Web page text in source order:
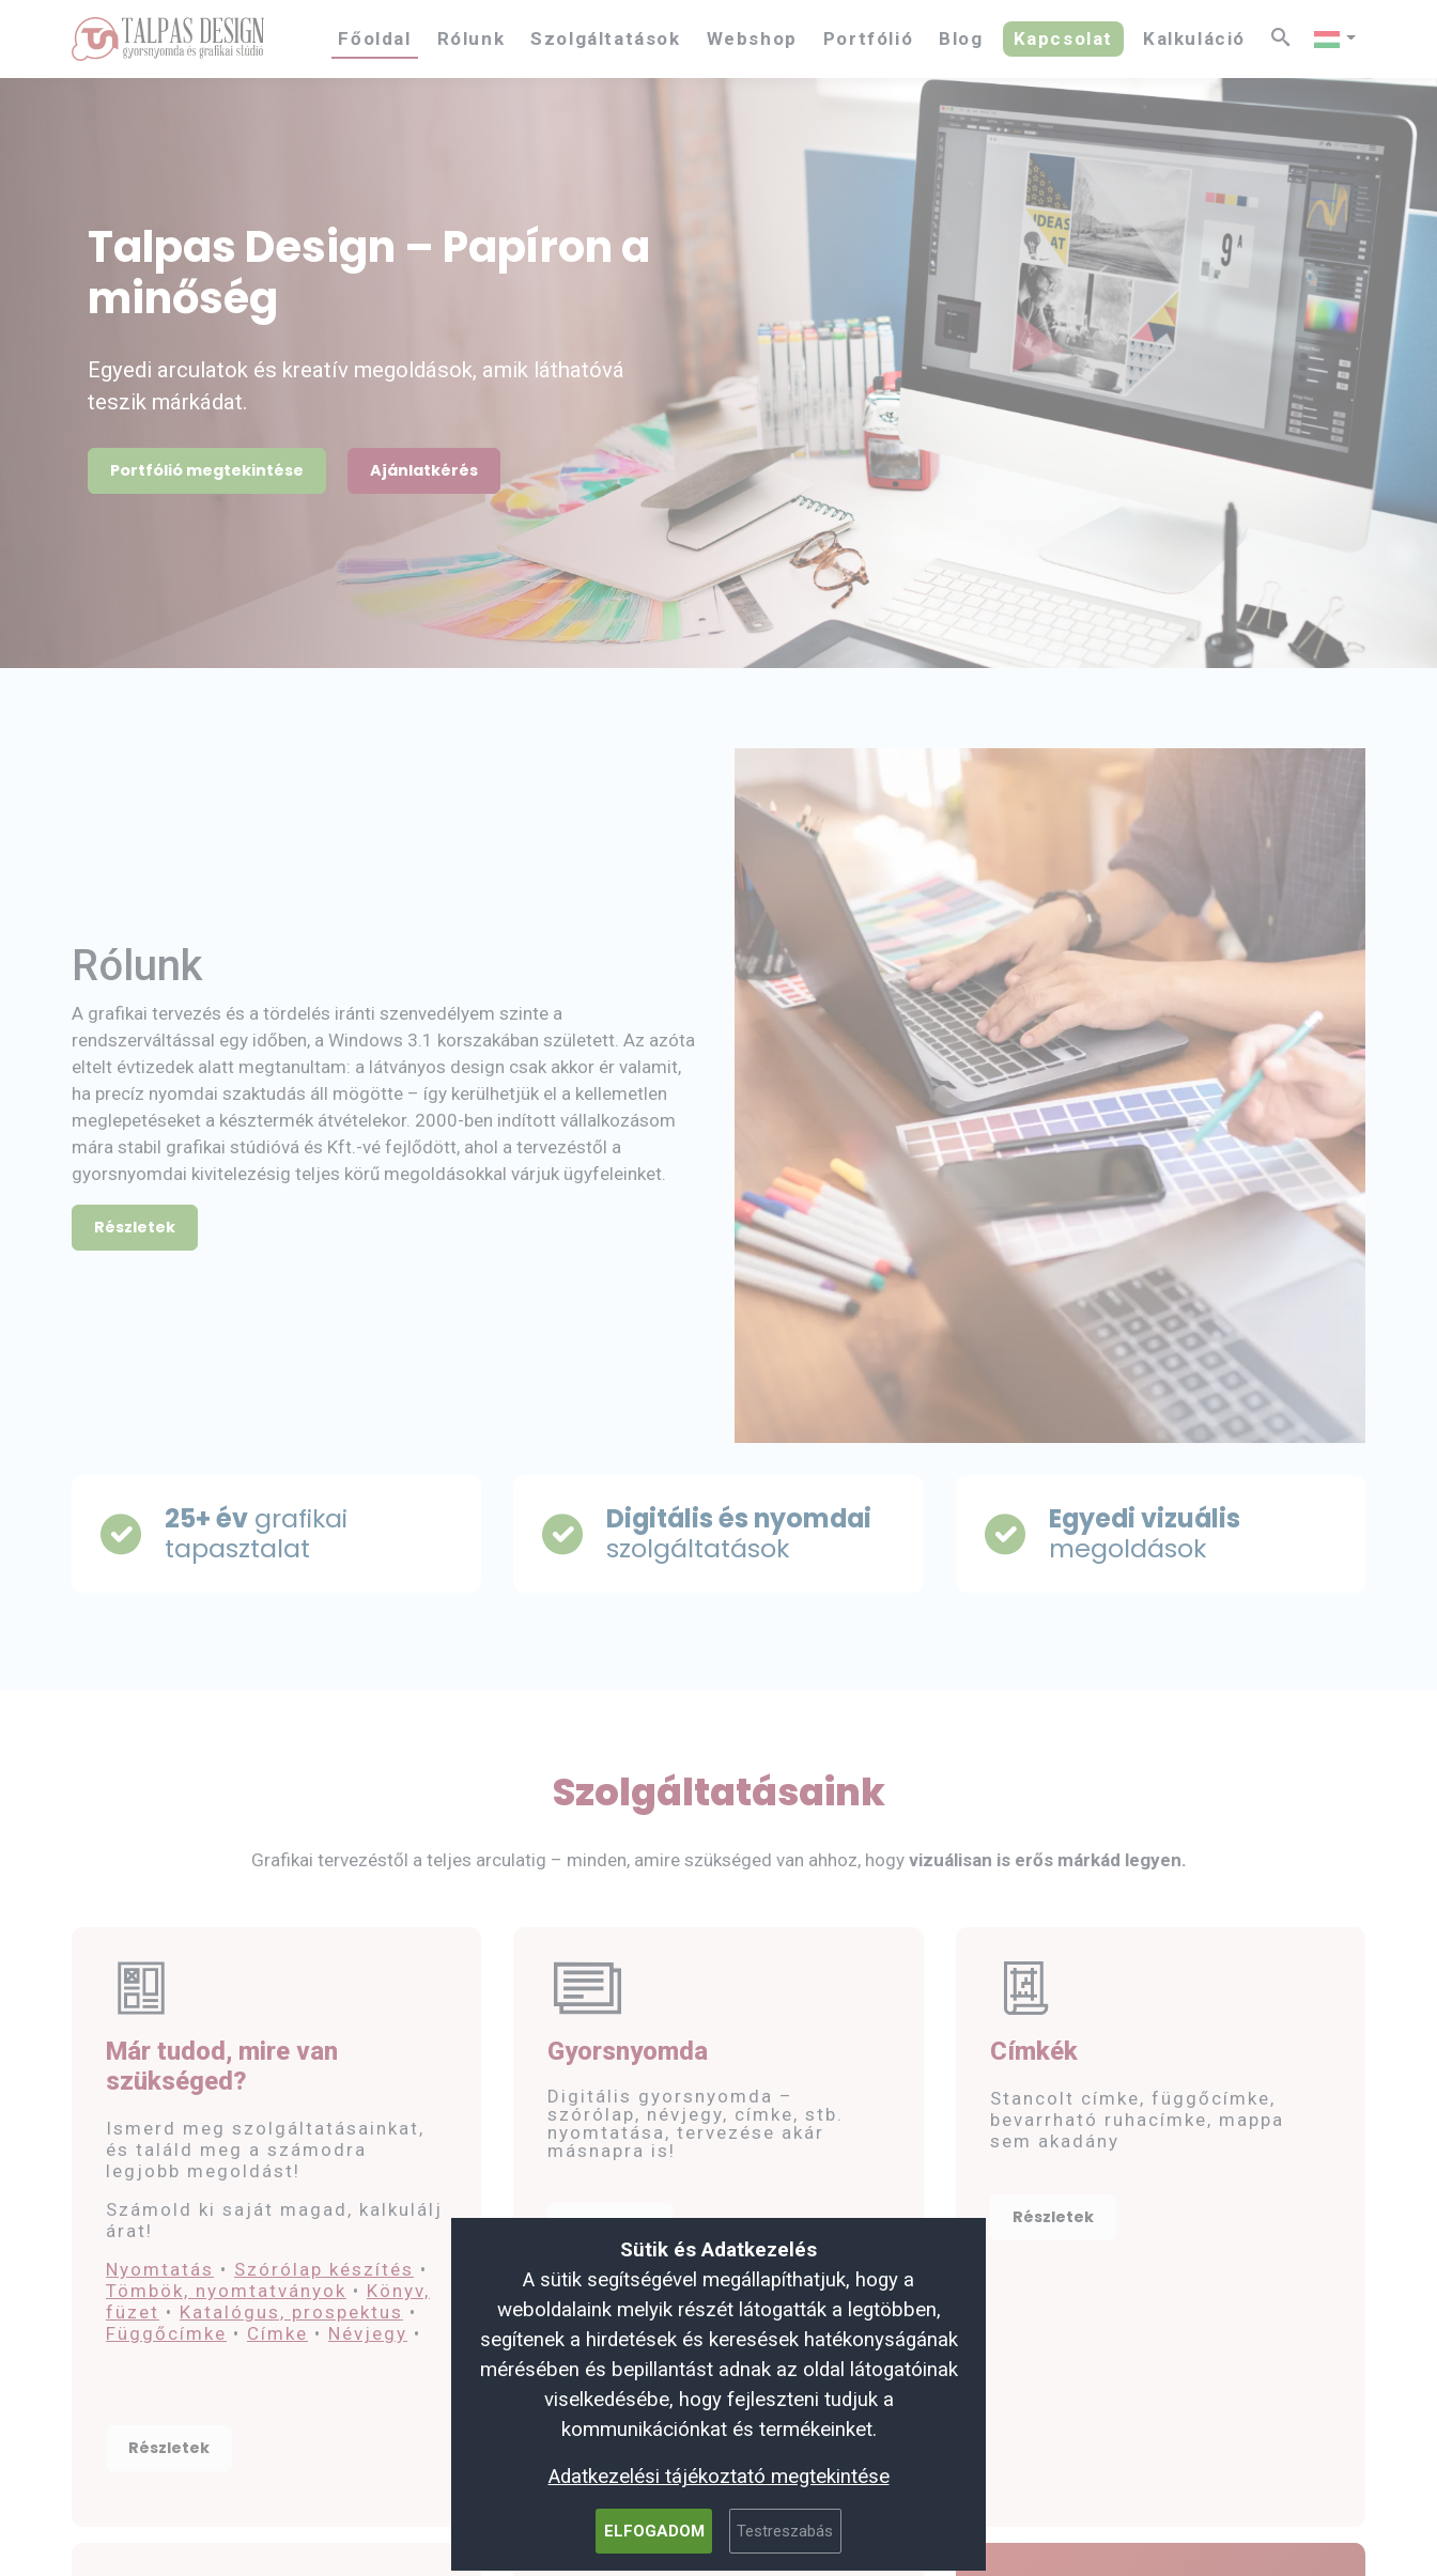
Főoldal Rólunk Szolgáltatások Webshop Portfólió Blog Kapcsolat Kalkuláció
Talpas Design – Papíron a
minőség
Egyedi arculatok és kreatív megoldások, amik láthatóvá
teszik márkádat.
Portfólió megtekintése Ajánlatkérés
Rólunk
A grafikai tervezés és a tördelés iránti szenvedélyem szinte a
rendszerváltással egy időben, a Windows 3.1 korszakában született. Az azóta
eltelt évtizedek alatt megtanultam: a látványos design csak akkor ér valamit,
ha precíz nyomdai szaktudás áll mögötte – így kerülhetjük el a kellemetlen
meglepetéseket a késztermék átvételekor. 2000-ben indított vállalkozásom
mára stabil grafikai stúdióvá és Kft.-vé fejlődött, ahol a tervezéstől a
gyorsnyomdai kivitelezésig teljes körű megoldásokkal várjuk ügyfeleinket.
Részletek
25+ évgrafikai
tapasztalat
Digitális és nyomdai
szolgáltatások
Egyedi vizuális
megoldások
Szolgáltatásaink
Grafikai tervezéstől a teljes arculatig – minden, amire szükséged van ahhoz, hogy vizuálisan is erős márkád legyen.
Már tudod, mire van
szükséged?
Ismerd meg szolgáltatásainkat,
és találd meg a számodra
legjobb megoldást!
Számold ki saját magad, kalkulálj
árat!
Nyomtatás • Szórólap készítés •
Tömbök, nyomtatványok • Könyv,
füzet • Katalógus, prospektus •
Függőcímke • Címke • Névjegy •
Részletek
Gyorsnyomda
Digitális gyorsnyomda –
szórólap, névjegy, címke, stb.
nyomtatása, tervezése akár
másnapra is!
Részletek
Címkék
Stancolt címke, függőcímke,
bevarrható ruhacímke, mappa
sem akadány
Részletek
Sütik és Adatkezelés
A sütik segítségével megállapíthatjuk, hogy a
weboldalaink melyik részét látogatták a legtöbben,
segítenek a hirdetések és keresések hatékonyságának
mérésében és bepillantást adnak az oldal látogatóinak
viselkedésébe, hogy fejleszteni tudjuk a
kommunikációnkat és termékeinket.
Adatkezelési tájékoztató megtekintése
ELFOGADOM Testreszabás